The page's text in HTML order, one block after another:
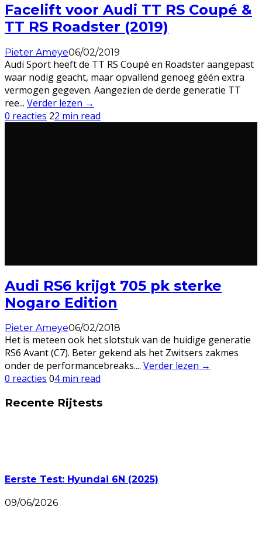
Facelift voor Audi TT RS Coupé &
TT RS Roadster (2019)
Pieter Ameye06/02/2019
Audi Sport heeft de TT RS Coupé en Roadster aangepast
waar nodig geacht, maar opvallend genoeg géén extra
vermogen gegeven. Aangezien de derde generatie TT
ree... Verder lezen →
0 reacties 22 min read
Audi RS6 krijgt 705 pk sterke
Nogaro Edition
Pieter Ameye06/02/2018
Het is meteen ook het slotstuk van de huidige generatie
RS6 Avant (C7). Beter gekend als het Zwitsers zakmes
onder de performancebreaks.... Verder lezen →
0 reacties 04 min read
Recente Rijtests
Eerste Test: Hyundai 6N (2025)
09/06/2026